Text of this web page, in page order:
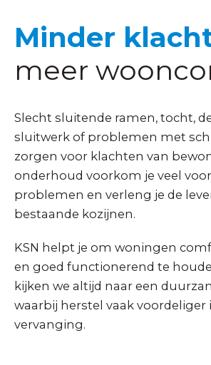
Minder
meer
Slecht sluitende ramen, tocht,
sluitwerk of problemen met
zorgen voor klachten van
onderhoud voorkom je veel
problemen en verleng je de
bestaande kozijnen.
KSN helpt je om woningen
en goed functionerend te
kijken we altijd naar een
waarbij herstel vaak voordeliger
vervanging.